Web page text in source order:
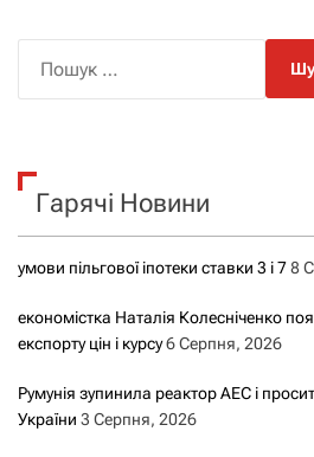
к
Гарячі Новини
умови пільгової іпотеки ставки 3 і 78
економістка Наталія Колесніченко
експорту цін і курсу6 Серпня, 2026
Румунія зупинила реактор АЕС і
України 3 Серпня, 2026